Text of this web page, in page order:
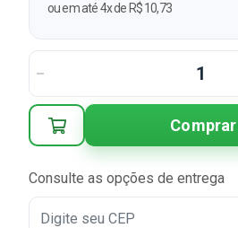
ou em até 4x de R$ 10,73
Consulte as opções de entrega